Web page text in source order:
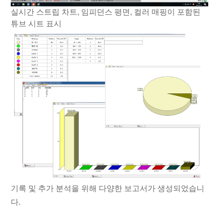
실시간 스트립 차트, 임피던스 평면, 컬러 매핑이 포함된
튜브 시트 표시
기록 및 추가 분석을 위해 다양한 보고서가 생성되었습니
다.